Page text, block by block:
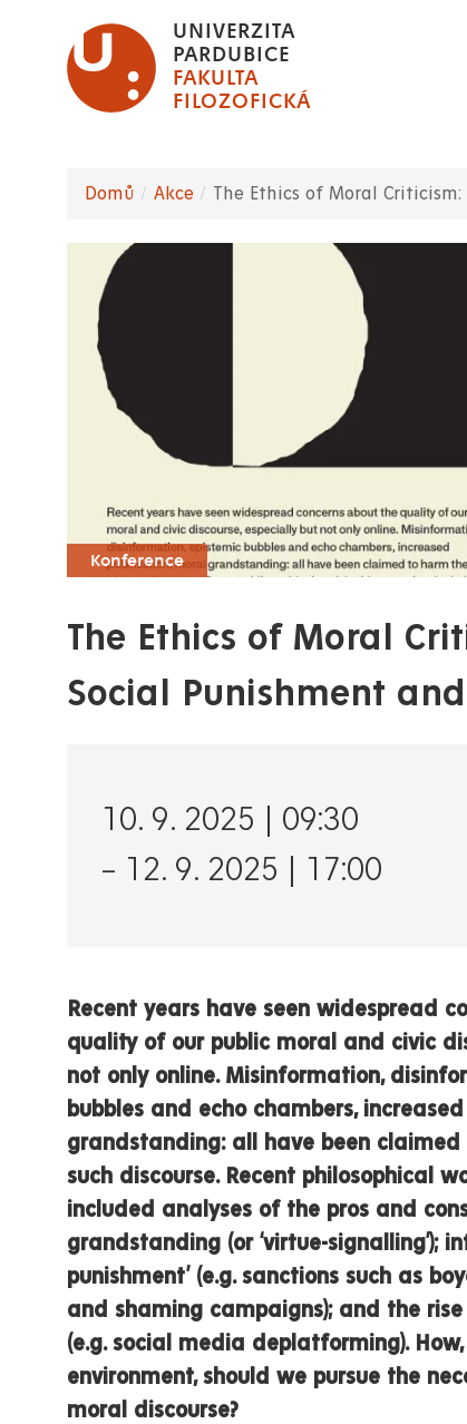
hlavnímu
UNIVERZITA
PARDUBICE
FAKULTA
FILOZOFICKÁ
navigace
Domů Akce The Ethics of Moral
Konference
The Ethics of Moral
Social Punishment
10. 9. 2025 | 09:30
– 12. 9. 2025 | 17:00
Recent years have seen widespread
quality of our public moral and civic
not only online. Misinformation,
bubbles and echo chambers,
grandstanding: all have been
such discourse. Recent philosophical
included analyses of the pros and
grandstanding (or ‘virtue-signalling’);
punishment’ (e.g. sanctions such as
and shaming campaigns); and the rise
(e.g. social media deplatforming).
environment, should we pursue the
moral discourse?